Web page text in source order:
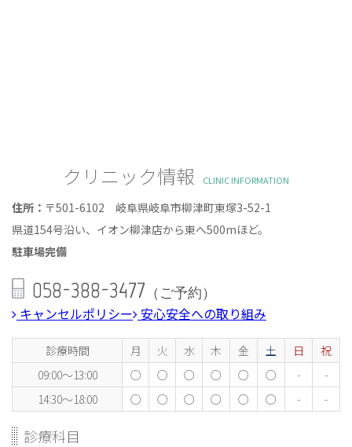
クリニック情報 CLINIC INFORMATION
住所： 〒501-6102 岐阜県岐阜市柳津町東塚3-52-1
県道154号沿い、イオン柳津店から東へ500mほど。
駐車場完備
058-388-3477 （ご予約）
キャンセルポリシー 安心安全への取り組み
診療時間 月 火 水 木 金 土 日
祝
09:00〜13:00
○ ○ ○ ○ ○ ○ -
-
14:30～18:00
○ ○ ○ ○ ○ ○ - -
診療科目